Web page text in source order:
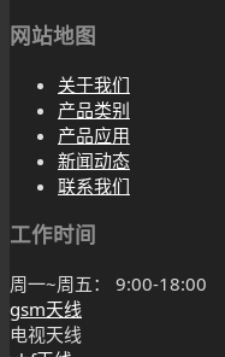
网站地图
关于我们
产品类别
产品应用
新闻动态
联系我们
工作时间
周一~周五： 9:00-18:00
gsm天线
电视天线